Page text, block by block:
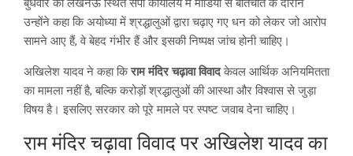
बुधवार को लखनऊ स्थित सपा कार्यालय में मीडिया से बातचीत के दौरान
उन्होंने कहा कि अयोध्या में श्रद्धालुओं द्वारा चढ़ाए गए धन को लेकर जो आरोप
सामने आए हैं, वे बेहद गंभीर हैं और इसकी निष्पक्ष जांच होनी चाहिए।
अखिलेश यादव ने कहा किराम मंदिर चढ़ावा विवादकेवल आर्थिक अनियमितता
का मामला नहीं है, बल्कि करोड़ों श्रद्धालुओं की आस्था और विश्वास से जुड़ा
विषय है। इसलिए सरकार को पूरे मामले पर स्पष्ट जवाब देना चाहिए।
राम मंदिर चढ़ावा विवाद पर अखिलेश यादव का